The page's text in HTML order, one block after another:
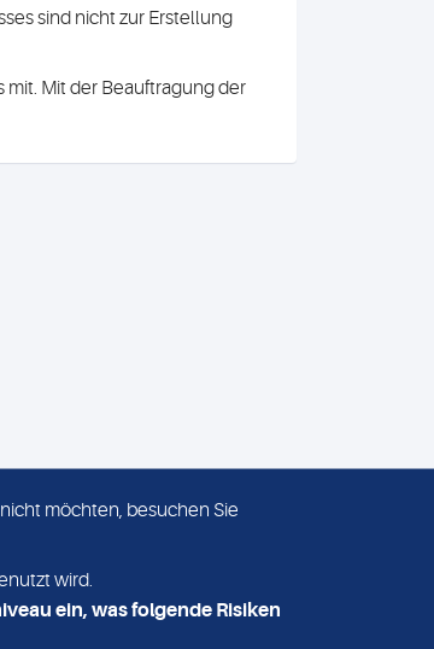
sind nicht zur Erstellung
Mit der Beauftragung der
MVZ Medizinisches Labor
Nord MLN GmbH
möchten, besuchen Sie
wird.
ein, was folgende Risiken